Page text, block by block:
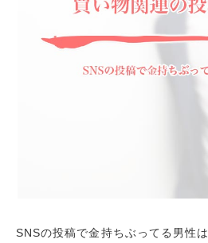
SNSの投稿で金持ちぶってる男性は